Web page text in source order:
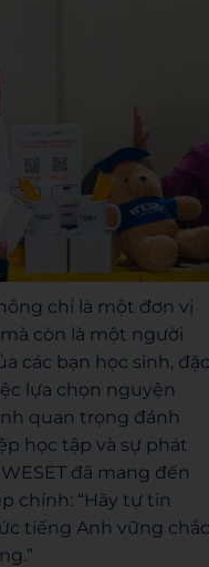
chỉ là một đơn vị
còn là một người
các bạn học sinh, đặc
lựa chọn nguyện
quan trọng đánh
học tập và sự phát
đã mang đến
chính: “Hãy tự tin
tiếng Anh vững chắc